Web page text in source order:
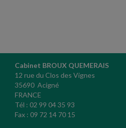
Cabinet BROUX QUEMERAIS
12 rue du Clos des Vignes
35690 Acigné
FRANCE
Tél : 02 99 04 35 93
Fax : 09 72 14 70 15